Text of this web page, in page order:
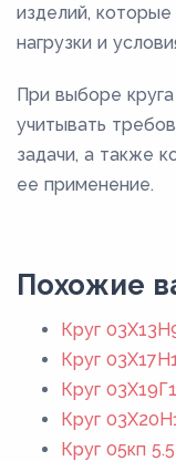
изделий,
нагрузки и
При выборе
учитывать
задачи, а также
ее применение.
Похожие
Круг
Круг
Круг
Круг
Круг 05кп